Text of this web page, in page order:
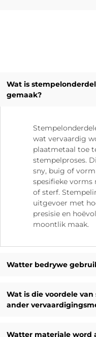
Wat is
gemaak?
wat vervaardig
plaatmetaal toe
stempelproses.
sny, buig of
spesifieke
of sterf.
uitgevoer met
presisie en
moontlik maak.
Watter bedrywe
Wat is die voordele
ander
Watter materiale word